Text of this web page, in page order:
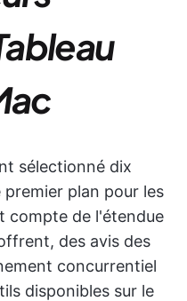
sélectionné dix
plan pour les
compte de l'étendue
des avis des
concurrentiel
disponibles sur le